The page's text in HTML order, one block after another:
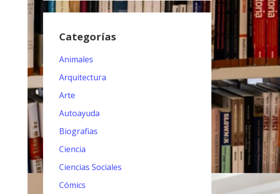
Categorías
Animales
Arquitectura
Arte
Autoayuda
Biografias
Ciencia
Ciencias Sociales
Cómics